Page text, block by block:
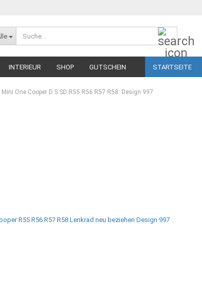
INTERIEUR SHOP GUTSCHEIN STARTSEITE
Mini One Cooper D S SD R55 R56 R57 R58: Design 997